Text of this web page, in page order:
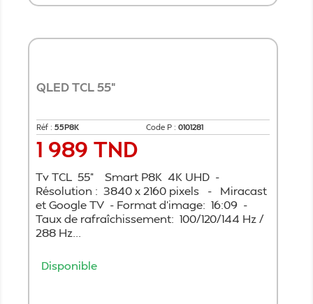
QLED TCL 55"
Réf : 55P8K Code P : 0101281
Prix
1 989 TND
Tv TCL 55" Smart P8K 4K UHD -
Résolution : 3840 x 2160 pixels - Miracast
et Google TV - Format d’image: 16:09 -
Taux de rafraîchissement: 100/120/144 Hz /
288 Hz...
Disponible